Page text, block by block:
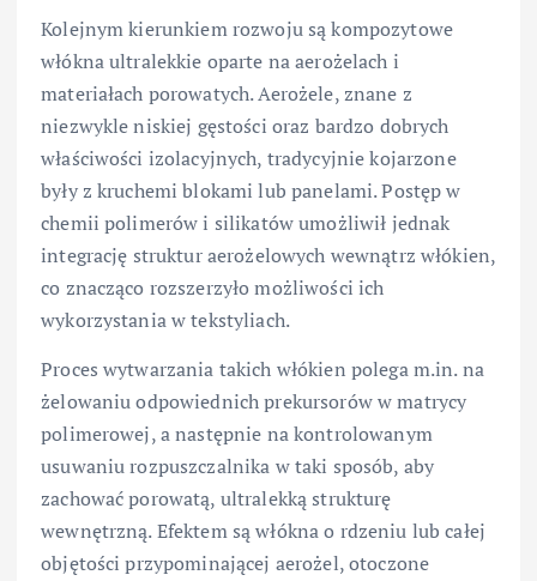
Kolejnym kierunkiem rozwoju są kompozytowe
włókna ultralekkie oparte na aerożelach i
materiałach porowatych. Aerożele, znane z
niezwykle niskiej gęstości oraz bardzo dobrych
właściwości izolacyjnych, tradycyjnie kojarzone
były z kruchemi blokami lub panelami. Postęp w
chemii polimerów i silikatów umożliwił jednak
integrację struktur aerożelowych wewnątrz włókien,
co znacząco rozszerzyło możliwości ich
wykorzystania w tekstyliach.
Proces wytwarzania takich włókien polega m.in. na
żelowaniu odpowiednich prekursorów w matrycy
polimerowej, a następnie na kontrolowanym
usuwaniu rozpuszczalnika w taki sposób, aby
zachować porowatą, ultralekką strukturę
wewnętrzną. Efektem są włókna o rdzeniu lub całej
objętości przypominającej aerożel, otoczone